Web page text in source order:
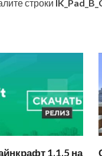
строки
1.1.5 на